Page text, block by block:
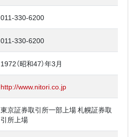
011-330-6200
011-330-6200
1972（昭和47）年3月
http://www.nitori.co.jp
東京証券取引所一部上場 札幌証券取
引所上場